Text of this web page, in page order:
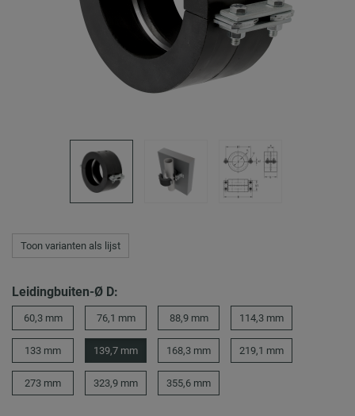
Toon varianten als lijst
Leidingbuiten-Ø D:
60,3 mm 76,1 mm 88,9 mm 114,3 mm
133 mm 139,7 mm 168,3 mm 219,1 mm
273 mm 323,9 mm 355,6 mm